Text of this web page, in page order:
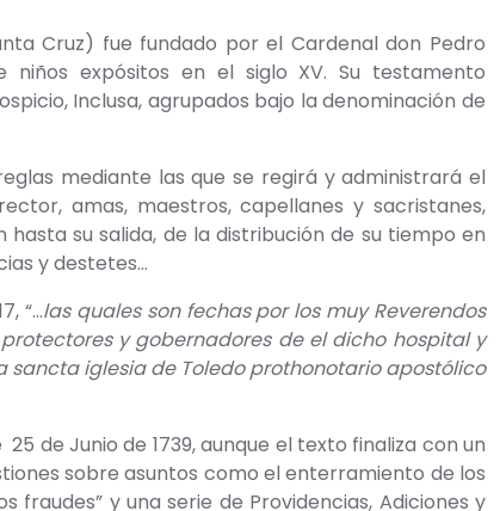
Cruz) fue fundado por el Cardenal don Pedro
niños expósitos en el siglo XV. Su testamento
Inclusa, agrupados bajo la denominación de
mediante las que se regirá y administrará el
amas, maestros, capellanes y sacristanes,
su salida, de la distribución de su tiempo en
y destetes…
“…las quales son fechas por los muy Reverendos
y gobernadores de el dicho hospital y
sancta iglesia de Toledo prothonotario apostólico
Junio de 1739, aunque el texto finaliza con un
sobre asuntos como el enterramiento de los
y una serie de Providencias, Adiciones y